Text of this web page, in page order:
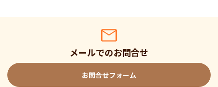
メールでのお問合せ
お問合せフォーム